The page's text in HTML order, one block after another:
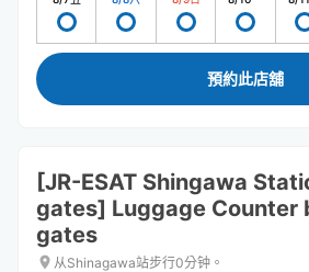
預約此店舖
[JR-ESAT Shingawa
gates] Luggage Counter
gates
从Shinagawa站步行0分钟。